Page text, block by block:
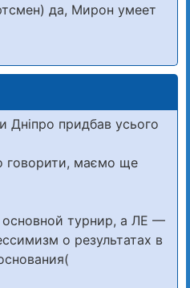
да, Мирон умеет
Дніпро придбав усього
говорити, маємо ще
турнир, а ЛЕ —
о результатах в